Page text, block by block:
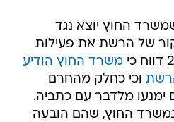
החוץ יוצא נגד
של הרשת את פעילות
משרד החוץ הודיע
וכי כחלק מהחרם
ימנעו מלדבר עם כתביה.
במשרד החוץ, שהם הובעה